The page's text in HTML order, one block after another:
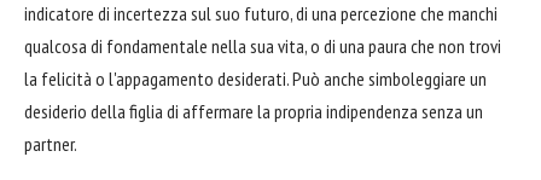
indicatore di incertezza sul suo futuro, di una percezione che manchi
qualcosa di fondamentale nella sua vita, o di una paura che non trovi
la felicità o l'appagamento desiderati. Può anche simboleggiare un
desiderio della figlia di affermare la propria indipendenza senza un
partner.